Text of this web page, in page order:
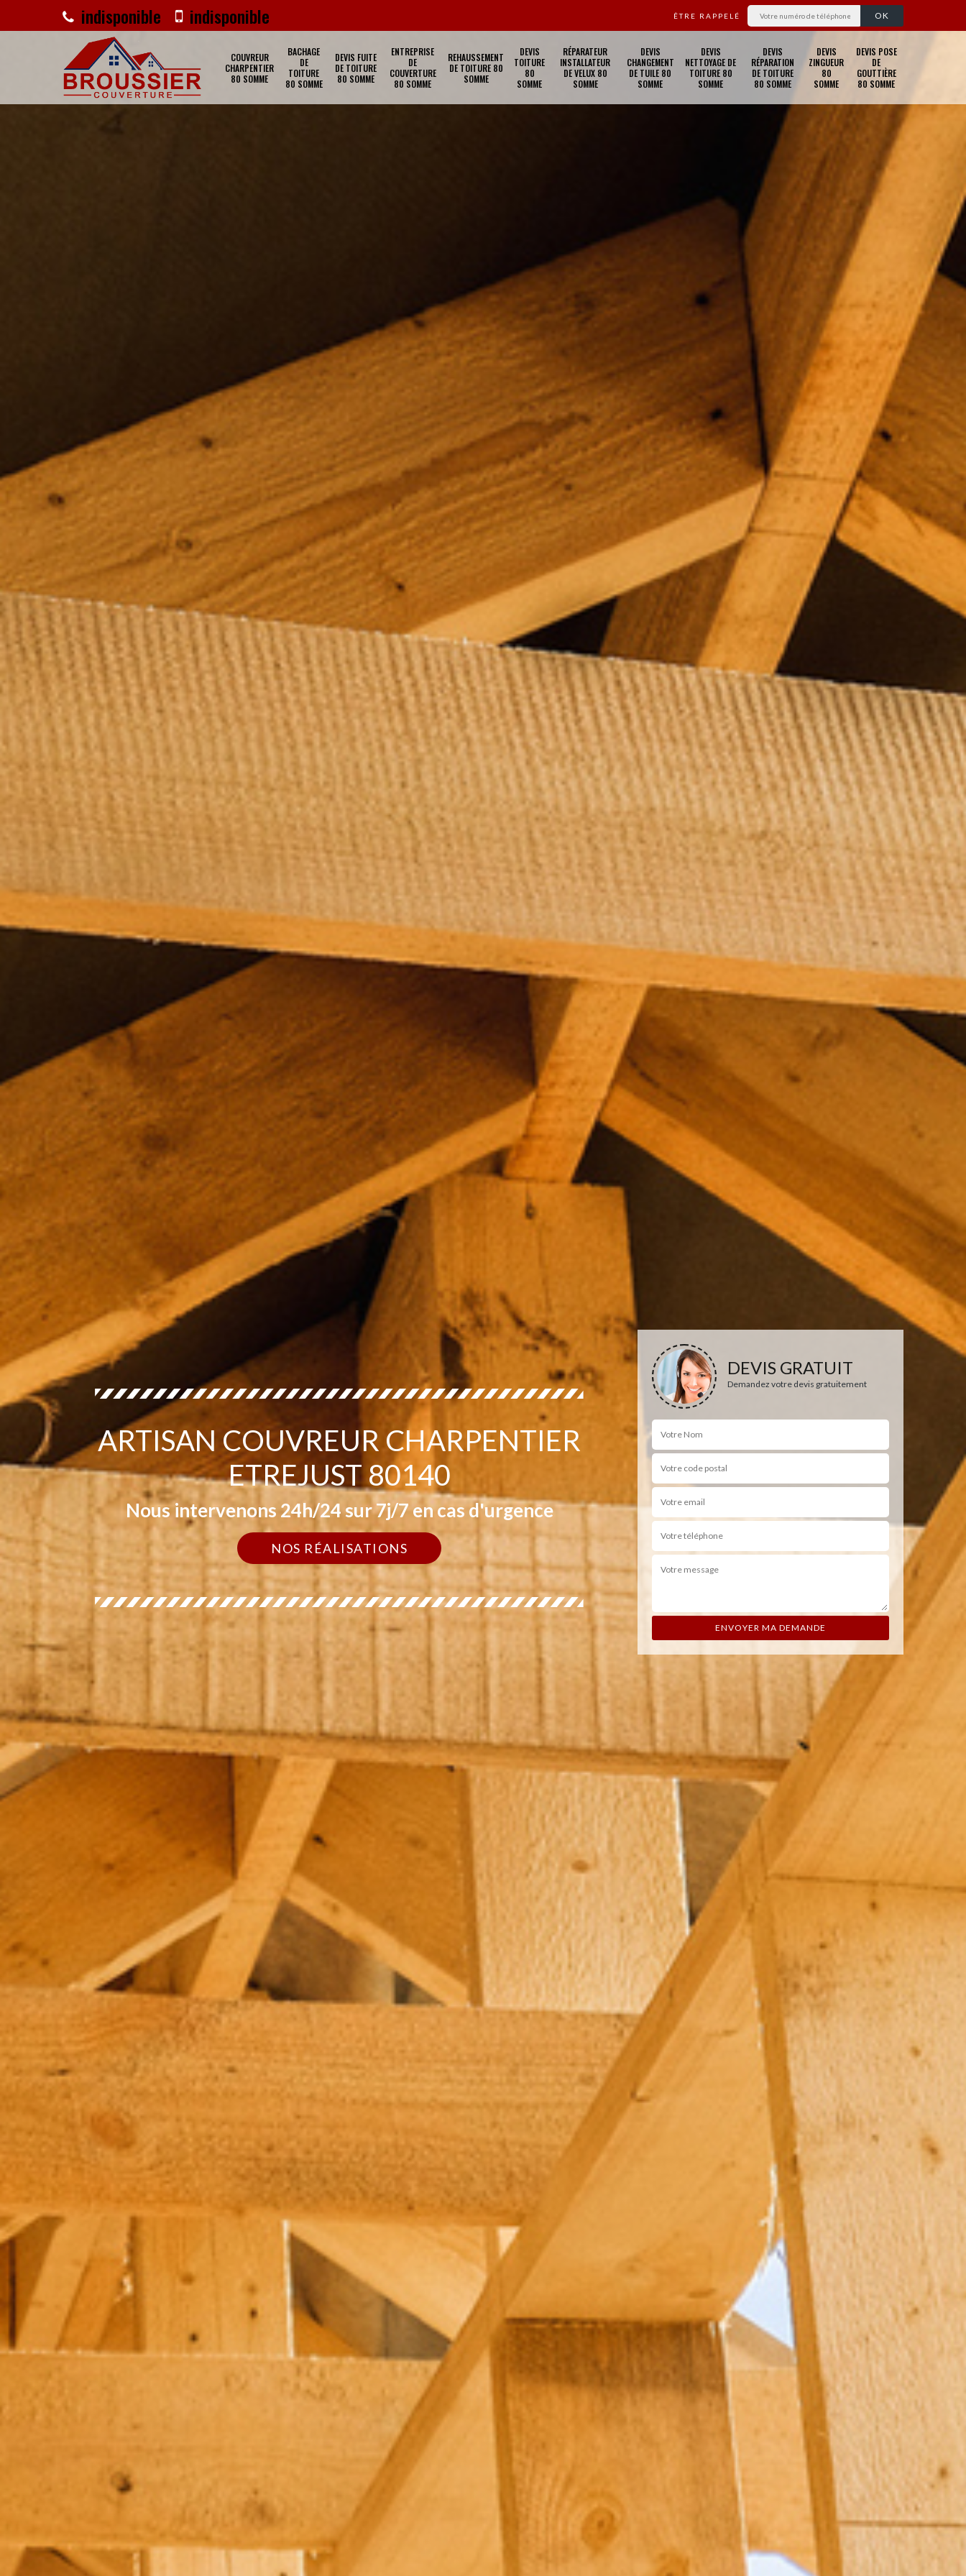
indisponible indisponible ÊTRE RAPPELÉ
COUVREUR
CHARPENTIER
80 SOMME
BACHAGE
DE
TOITURE
80 SOMME
DEVIS FUITE
DE TOITURE
80 SOMME
ENTREPRISE
DE
COUVERTURE
80 SOMME
REHAUSSEMENT
DE TOITURE 80
SOMME
DEVIS
TOITURE
80
SOMME
RÉPARATEUR
INSTALLATEUR
DE VELUX 80
SOMME
DEVIS
CHANGEMENT
DE TUILE 80
SOMME
DEVIS
NETTOYAGE DE
TOITURE 80
SOMME
DEVIS
RÉPARATION
DE TOITURE
80 SOMME
DEVIS
ZINGUEUR
80
SOMME
DEVIS POSE
DE
GOUTTIÈRE
80 SOMME
ARTISAN COUVREUR CHARPENTIER
ETREJUST 80140
Nous intervenons 24h/24 sur 7j/7 en cas d'urgence
NOS RÉALISATIONS
DEVIS GRATUIT
Demandez votre devis gratuitement